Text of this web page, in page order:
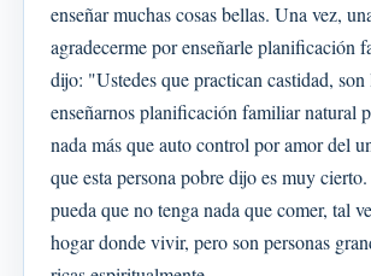
enseñar muchas cosas bellas. Una vez,
agradecerme por enseñarle planificación
dijo: "Ustedes que practican castidad, son
enseñarnos planificación familiar natural
nada más que auto control por amor del
que esta persona pobre dijo es muy
pueda que no tenga nada que comer, tal
hogar donde vivir, pero son personas